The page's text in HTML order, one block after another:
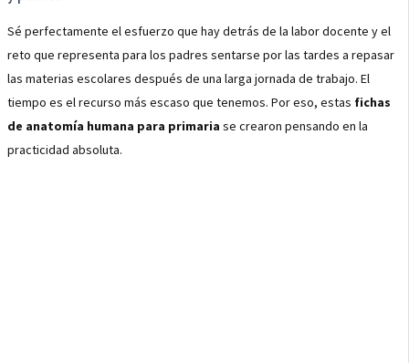
Sé perfectamente el esfuerzo que hay detrás de la labor docente y el
reto que representa para los padres sentarse por las tardes a repasar
las materias escolares después de una larga jornada de trabajo. El
tiempo es el recurso más escaso que tenemos. Por eso, estas fichas
de anatomía humana para primaria se crearon pensando en la
practicidad absoluta.